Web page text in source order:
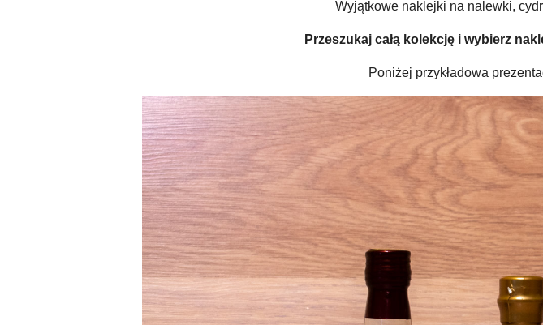
Wyjątkowe naklejki na nalewki,
Przeszukaj całą kolekcję i wybierz
Poniżej przykładowa